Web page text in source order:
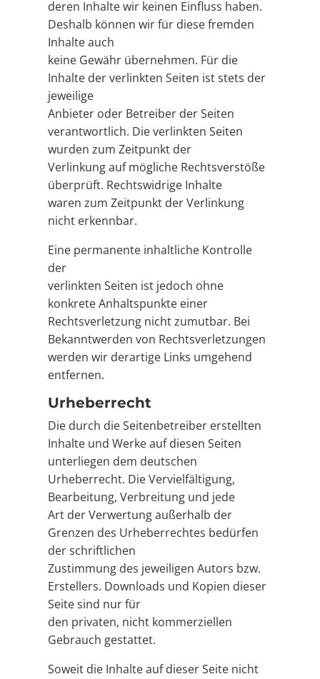
deren Inhalte wir keinen Einfluss haben.
Deshalb können wir für diese fremden
Inhalte auch
keine Gewähr übernehmen. Für die
Inhalte der verlinkten Seiten ist stets der
jeweilige
Anbieter oder Betreiber der Seiten
verantwortlich. Die verlinkten Seiten
wurden zum Zeitpunkt der
Verlinkung auf mögliche Rechtsverstöße
überprüft. Rechtswidrige Inhalte
waren zum Zeitpunkt der Verlinkung
nicht erkennbar.
Eine permanente inhaltliche Kontrolle
der
verlinkten Seiten ist jedoch ohne
konkrete Anhaltspunkte einer
Rechtsverletzung nicht zumutbar. Bei
Bekanntwerden von Rechtsverletzungen
werden wir derartige Links umgehend
entfernen.
Urheberrecht
Die durch die Seitenbetreiber erstellten
Inhalte und Werke auf diesen Seiten
unterliegen dem deutschen
Urheberrecht. Die Vervielfältigung,
Bearbeitung, Verbreitung und jede
Art der Verwertung außerhalb der
Grenzen des Urheberrechtes bedürfen
der schriftlichen
Zustimmung des jeweiligen Autors bzw.
Erstellers. Downloads und Kopien dieser
Seite sind nur für
den privaten, nicht kommerziellen
Gebrauch gestattet.
Soweit die Inhalte auf dieser Seite nicht